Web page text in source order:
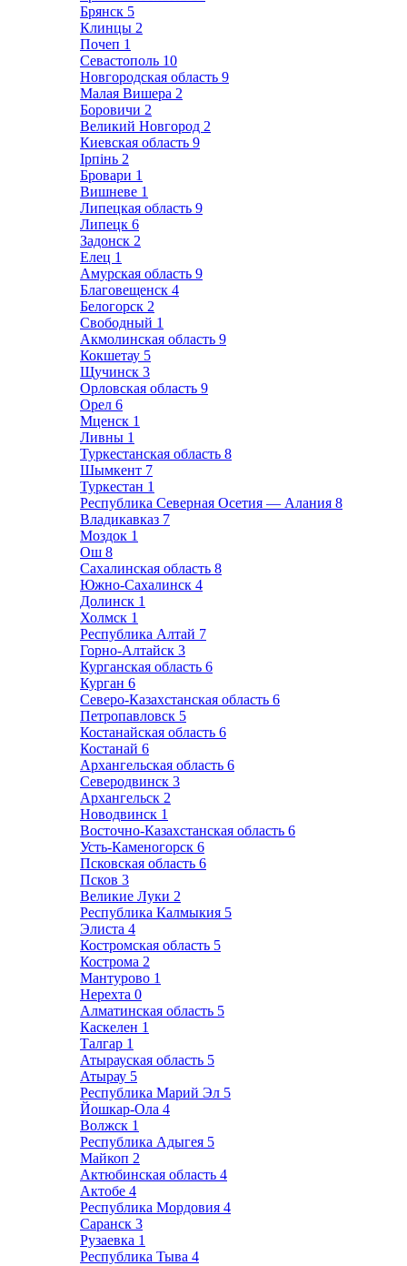
Брянск 5
Клинцы 2
Почеп 1
Севастополь 10
Новгородская область 9
Малая Вишера 2
Боровичи 2
Великий Новгород 2
Киевская область 9
Ірпінь 2
Бровари 1
Вишневе 1
Липецкая область 9
Липецк 6
Задонск 2
Елец 1
Амурская область 9
Благовещенск 4
Белогорск 2
Свободный 1
Акмолинская область 9
Кокшетау 5
Щучинск 3
Орловская область 9
Орел 6
Мценск 1
Ливны 1
Туркестанская область 8
Шымкент 7
Туркестан 1
Республика Северная Осетия — Алания 8
Владикавказ 7
Моздок 1
Ош 8
Сахалинская область 8
Южно-Сахалинск 4
Долинск 1
Холмск 1
Республика Алтай 7
Горно-Алтайск 3
Курганская область 6
Курган 6
Северо-Казахстанская область 6
Петропавловск 5
Костанайская область 6
Костанай 6
Архангельская область 6
Северодвинск 3
Архангельск 2
Новодвинск 1
Восточно-Казахстанская область 6
Усть-Каменогорск 6
Псковская область 6
Псков 3
Великие Луки 2
Республика Калмыкия 5
Элиста 4
Костромская область 5
Кострома 2
Мантурово 1
Нерехта 0
Алматинская область 5
Каскелен 1
Талгар 1
Атырауская область 5
Атырау 5
Республика Марий Эл 5
Йошкар-Ола 4
Волжск 1
Республика Адыгея 5
Майкоп 2
Актюбинская область 4
Актобе 4
Республика Мордовия 4
Саранск 3
Рузаевка 1
Республика Тыва 4